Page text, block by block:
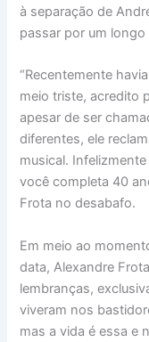
à separação de
passar por um
“Recentemente
meio triste, acredito
apesar de ser
diferentes, ele
musical.
você completa 40
Frota no desabafo.
Em meio ao
data, Alexandre
lembranças,
viveram nos
mas a vida é essa e